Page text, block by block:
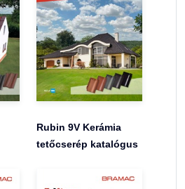
Rubin 9V Kerámia
tetőcserép katalógus